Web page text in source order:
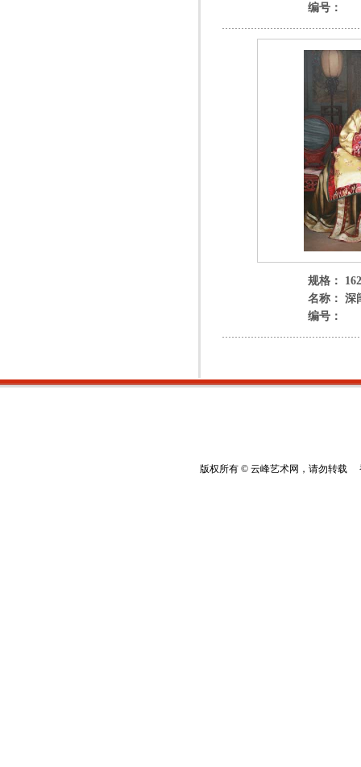
编号：
规格：
名称： 深
编号：
版权所有 © 云峰艺术网，请勿转载